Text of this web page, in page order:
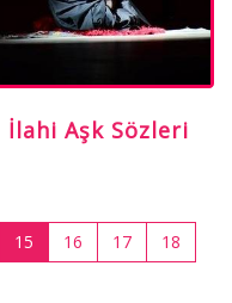
İlahi Aşk Sözleri
15 16 17
18